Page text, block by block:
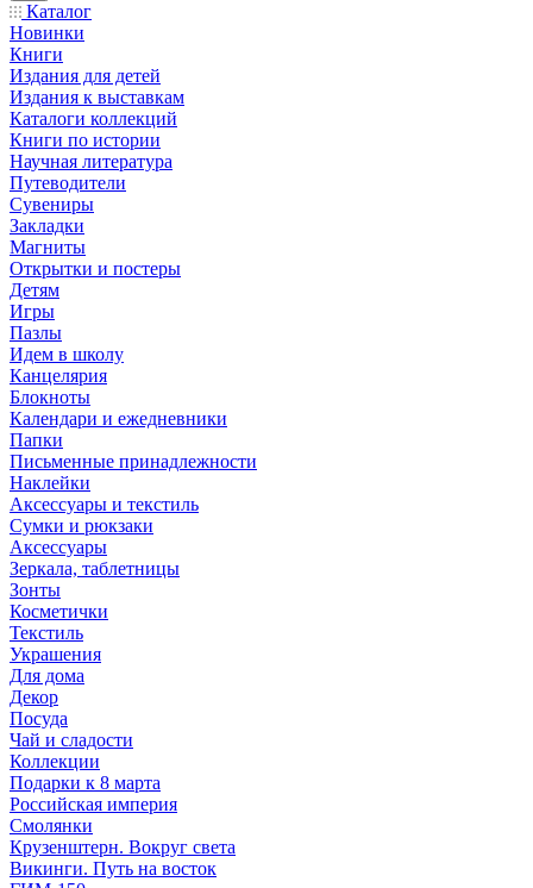
Каталог
Новинки
Книги
Издания для детей
Издания к выставкам
Каталоги коллекций
Книги по истории
Научная литература
Путеводители
Сувениры
Закладки
Магниты
Открытки и постеры
Детям
Игры
Пазлы
Идем в школу
Канцелярия
Блокноты
Календари и ежедневники
Папки
Письменные принадлежности
Наклейки
Аксессуары и текстиль
Сумки и рюкзаки
Аксессуары
Зеркала, таблетницы
Зонты
Косметички
Текстиль
Украшения
Для дома
Декор
Посуда
Чай и сладости
Коллекции
Подарки к 8 марта
Российская империя
Смолянки
Крузенштерн. Вокруг света
Викинги. Путь на восток